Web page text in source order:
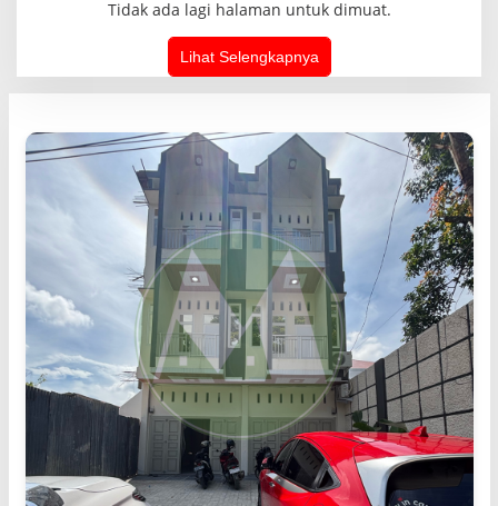
Tidak ada lagi halaman untuk dimuat.
Lihat Selengkapnya